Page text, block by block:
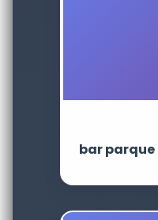
bar parque